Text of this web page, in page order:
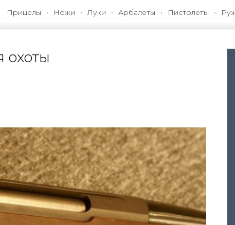
Прицелы Ножи Луки Арбалеты Пистолеты
охоты